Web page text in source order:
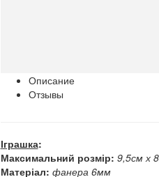
Описание
Отзывы
Іграшка:
Максимальний розмір: 9,5см х
Матеріал: фанера 6мм